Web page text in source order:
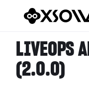
LIVEOPS
(2.0.0)